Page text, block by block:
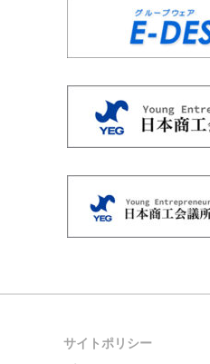
サイトポリシー